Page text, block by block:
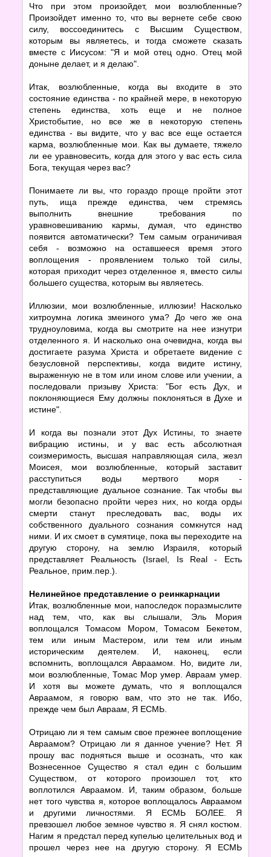
Что при этом произойдет, мои возлюбленные?
Произойдет именно то, что вы вернете себе свою
силу, воссоединитесь с Высшим Существом,
которым вы являетесь, и тогда сможете сказать
вместе с Иисусом: "Я и мой отец одно. Отец мой
доныне делает, и я делаю".
Итак, возлюбленные, когда вы входите в это
состояние единства - по крайней мере, в некоторую
степень единства, хоть еще и не полное
Христобытие, но все же в некоторую степень
единства - вы видите, что у вас все еще остается
карма, возлюбленные мои. Как вы думаете, тяжело
ли ее уравновесить, когда для этого у вас есть сила
Бога, текущая через вас?
Понимаете ли вы, что гораздо проще пройти этот
путь, ища прежде единства, чем стремясь
выполнить внешние требования по
уравновешиванию кармы, думая, что единство
появится автоматически? Тем самым ограничивая
себя - возможно на оставшееся время этого
воплощения - проявлением только той силы,
которая приходит через отделенное я, вместо силы
большего существа, которым вы являетесь.
Иллюзии, мои возлюбленные, иллюзии! Насколько
хитроумна логика змеиного ума? До чего же она
трудноуловима, когда вы смотрите на нее изнутри
отделенного я. И насколько она очевидна, когда вы
достигаете разума Христа и обретаете видение с
безусловной перспективы, когда видите истину,
выраженную не в том или ином слове или учении, а
последовали призыву Христа: "Бог есть Дух, и
поклоняющиеся Ему должны поклоняться в Духе и
истине".
И когда вы познали этот Дух Истины, то знаете
вибрацию истины, и у вас есть абсолютная
соизмеримость, высшая направляющая сила, жезл
Моисея, мои возлюбленные, который заставит
расступиться воды мертвого моря -
представляющие дуальное сознание. Так чтобы вы
могли безопасно пройти через них, но когда орды
смерти станут преследовать вас, воды их
собственного дуального сознания сомкнутся над
ними. И их смоет в сумятице, пока вы переходите на
другую сторону, на землю Израиля, который
представляет Реальность (Israel, Is Real - Есть
Реальное, прим.пер.).
Нелинейное представление о реинкарнации
Итак, возлюбленные мои, напоследок поразмыслите
над тем, что, как вы слышали, Эль Мория
воплощался Томасом Мором, Томасом Бекетом,
тем или иным Мастером, или тем или иным
историческим деятелем. И, наконец, если
вспомнить, воплощался Авраамом. Но, видите ли,
мои возлюбленные, Томас Мор умер. Авраам умер.
И хотя вы можете думать, что я воплощался
Авраамом, я говорю вам, что это не так. Ибо,
прежде чем был Авраам, Я ЕСМЬ.
Отрицаю ли я тем самым свое прежнее воплощение
Авраамом? Отрицаю ли я данное учение? Нет. Я
прошу вас подняться выше и осознать, что как
Вознесенное Существо я стал един с большим
Существом, от которого произошел тот, кто
воплотился Авраамом. И, таким образом, больше
нет того чувства я, которое воплощалось Авраамом
и другими личностями. Я ЕСМЬ БОЛЕЕ. Я
превзошел любое земное чувство я. Я снял костюм.
Нагим я предстал перед купелью целительных вод и
прошел через нее на другую сторону. Я ЕСМЬ